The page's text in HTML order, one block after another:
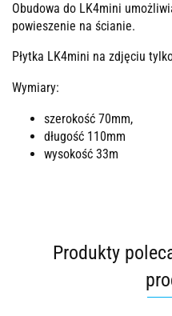
Obudowa do LK4mini
powieszenie na ścianie.
Płytka LK4mini na zdjęciu
Wymiary:
szerokość 70mm,
długość 110mm
wysokość 33m
Produkty